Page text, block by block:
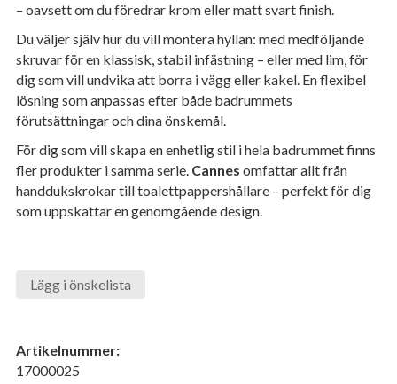
– oavsett om du föredrar krom eller matt svart finish.
Du väljer själv hur du vill montera hyllan: med medföljande
skruvar för en klassisk, stabil infästning – eller med lim, för
dig som vill undvika att borra i vägg eller kakel. En flexibel
lösning som anpassas efter både badrummets
förutsättningar och dina önskemål.
För dig som vill skapa en enhetlig stil i hela badrummet finns
fler produkter i samma serie. Cannes omfattar allt från
handdukskrokar till toalettpappershållare – perfekt för dig
som uppskattar en genomgående design.
Lägg i önskelista
Artikelnummer:
17000025